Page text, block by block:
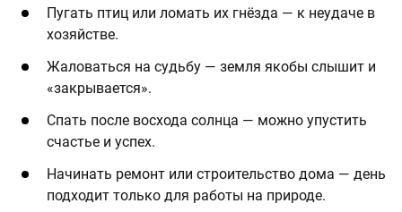
Пугать птиц или ломать их гнёзда — к неудаче в
хозяйстве.
Жаловаться на судьбу — земля якобы слышит и
«закрывается».
Спать после восхода солнца — можно упустить
счастье и успех.
Начинать ремонт или строительство дома — день
подходит только для работы на природе.